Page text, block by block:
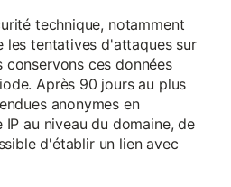
technique, notamment
les tentatives d'attaques sur
ces données
Après 90 jours au plus
anonymes en
au niveau du domaine, de
d'établir un lien avec